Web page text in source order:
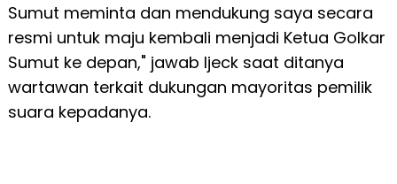
Sumut meminta dan mendukung saya secara
resmi untuk maju kembali menjadi Ketua Golkar
Sumut ke depan," jawab Ijeck saat ditanya
wartawan terkait dukungan mayoritas pemilik
suara kepadanya.